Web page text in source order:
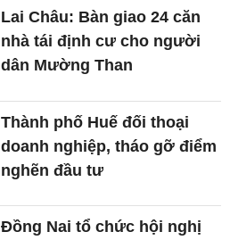
Lai Châu: Bàn giao 24 căn
nhà tái định cư cho người
dân Mường Than
Thành phố Huế đối thoại
doanh nghiệp, tháo gỡ điểm
nghẽn đầu tư
Đồng Nai tổ chức hội nghị